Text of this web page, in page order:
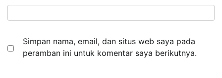
Simpan nama, email, dan situs web saya pada
peramban ini untuk komentar saya berikutnya.